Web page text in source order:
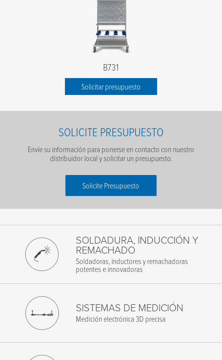
B731
Solicitar presupuesto
SOLICITE PRESUPUESTO
Envíe su información para ponerse en contacto con nuestro
distribuidor local y solicitar un presupuesto.
Solicite Presupuesto
Apellido*
Correo
Empresa*
SOLDADURA, INDUCCIÓN Y
REMACHADO
Soldadoras, inductores y remachadoras
potentes e innovadoras
SISTEMAS DE MEDICIÓN
Medición electrónica 3D precisa